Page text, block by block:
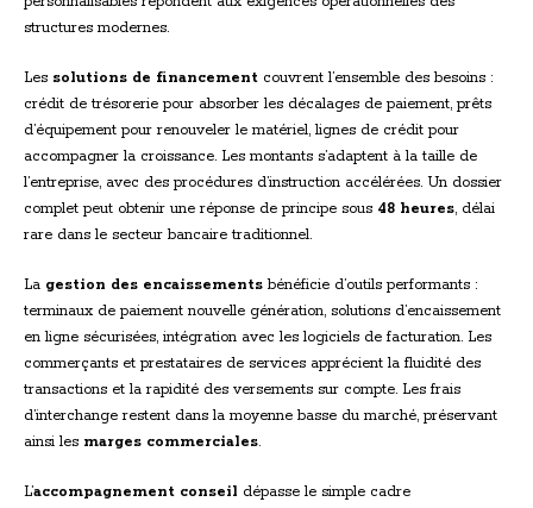
structures modernes.
Les solutions de financement couvrent l’ensemble des besoins :
crédit de trésorerie pour absorber les décalages de paiement, prêts
d’équipement pour renouveler le matériel, lignes de crédit pour
accompagner la croissance. Les montants s’adaptent à la taille de
l’entreprise, avec des procédures d’instruction accélérées. Un dossier
complet peut obtenir une réponse de principe sous 48 heures, délai
rare dans le secteur bancaire traditionnel.
La gestion des encaissements bénéficie d’outils performants :
terminaux de paiement nouvelle génération, solutions d’encaissement
en ligne sécurisées, intégration avec les logiciels de facturation. Les
commerçants et prestataires de services apprécient la fluidité des
transactions et la rapidité des versements sur compte. Les frais
d’interchange restent dans la moyenne basse du marché, préservant
ainsi les marges commerciales.
L’accompagnement conseil dépasse le simple cadre